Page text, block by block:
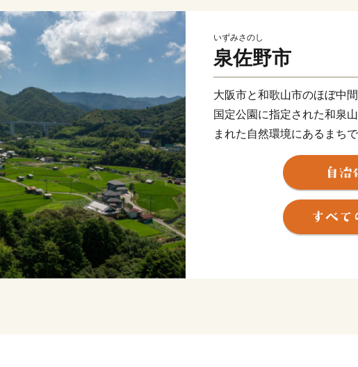
いずみさのし
泉佐野市
大阪市と和歌山市のほぼ中
国定公園に指定された和泉
まれた自然環境にあるまち
ンスよく栄えてきましたが
増加とともに、商業・サー
関空によるインパクトを最
市として、21世紀にふさわ
取り組んでいます。